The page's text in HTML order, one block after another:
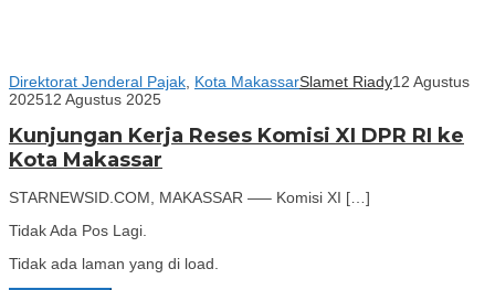
Direktorat Jenderal Pajak Kota MakassarSlamet Riady12 Agustus
202512 Agustus 2025
Kunjungan Kerja Reses Komisi XI DPR RI ke
Kota Makassar
STARNEWSID.COM, MAKASSAR —– Komisi XI […]
Tidak Ada Pos Lagi.
Tidak ada laman yang di load.